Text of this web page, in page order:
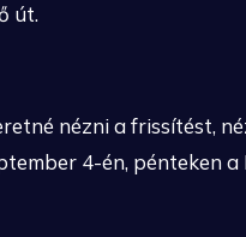
út.
nézni a frissítést,
4-én, pénteken a